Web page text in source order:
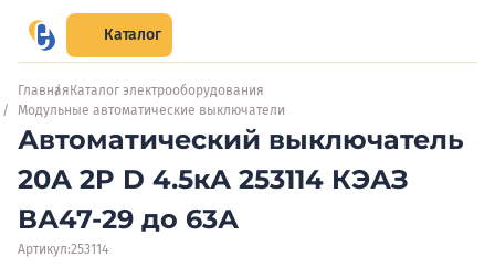
Каталог
Главная Каталог электрооборудования
Модульные автоматические выключатели
Автоматический выключатель
20А 2P D 4.5кА 253114 КЭАЗ
ВА47-29 до 63А
Артикул:253114